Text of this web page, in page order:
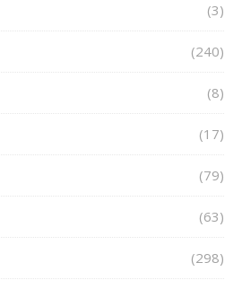
(3)
(240)
(8)
(17)
(79)
(63)
(298)